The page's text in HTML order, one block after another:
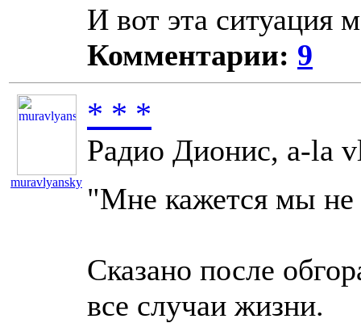
И вот эта ситуация
Комментарии: 9
muravlyansky
* * *
Радио Дионис, a-la
"Мне кажется мы не
Сказано после
все случаи жизни.